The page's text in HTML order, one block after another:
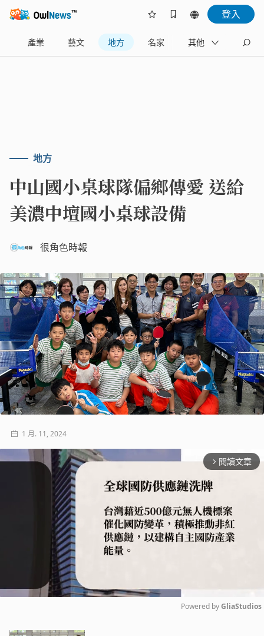
登入
產業 藝文 地方 名家 其他
地方
中山國小桌球隊偏鄉傳愛 送給
美濃中壇國小桌球設備
很角色時報
1 月. 11, 2024
arrow_forward_ios 閱讀文章
Powered by GliaStudios